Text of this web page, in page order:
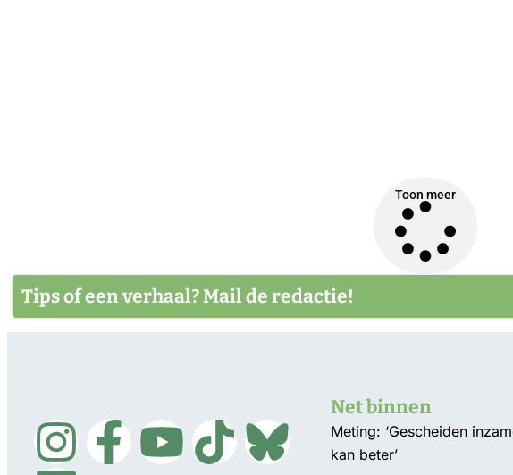
Toon meer
Tips of een verhaal? Mail de redactie!
Net binnen
Meting: ‘Gescheiden
kan beter’